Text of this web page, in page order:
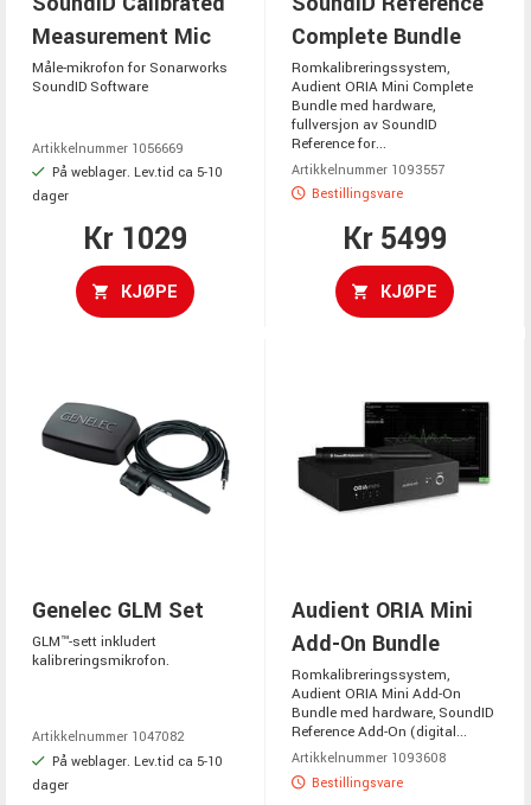
Measurement Mic
Måle-mikrofon for Sonarworks
SoundID Software
Artikkelnummer 1056669
På weblager. Lev.tid ca 5-10
dager
Kr 1029
KJØPE
Complete Bundle
Romkalibreringssystem,
Audient ORIA Mini Complete
Bundle med hardware,
fullversjon av SoundID
Reference for...
Artikkelnummer 1093557
Bestillingsvare
Kr 5499
KJØPE
Genelec GLM Set
GLM™-sett inkludert
kalibreringsmikrofon.
Artikkelnummer 1047082
På weblager. Lev.tid ca 5-10
dager
Audient ORIA Mini
Add-On Bundle
Romkalibreringssystem,
Audient ORIA Mini Add-On
Bundle med hardware, SoundID
Reference Add-On (digital...
Artikkelnummer 1093608
Bestillingsvare